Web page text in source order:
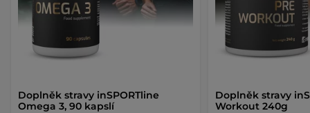
Doplněk stravy inSPORTline
Omega 3, 90 kapslí
Doplněk stravy
Workout 240g